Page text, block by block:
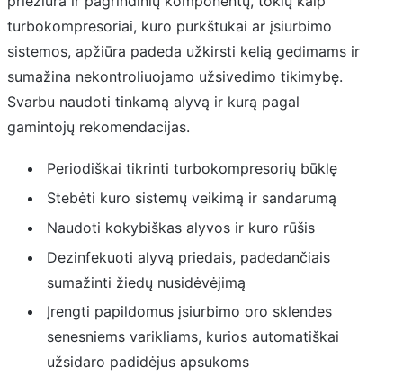
turbokompresoriai, kuro purkštukai ar įsiurbimo
sistemos, apžiūra padeda užkirsti kelią gedimams ir
sumažina nekontroliuojamo užsivedimo tikimybę.
Svarbu naudoti tinkamą alyvą ir kurą pagal
gamintojų rekomendacijas.
Periodiškai tikrinti turbokompresorių būklę
Stebėti kuro sistemų veikimą ir sandarumą
Naudoti kokybiškas alyvos ir kuro rūšis
Dezinfekuoti alyvą priedais, padedančiais
sumažinti žiedų nusidėvėjimą
Įrengti papildomus įsiurbimo oro sklendes
senesniems varikliams, kurios automatiškai
užsidaro padidėjus apsukoms